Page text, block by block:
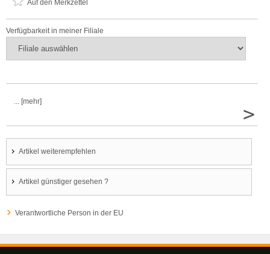
Auf den Merkzettel
Verfügbarkeit in meiner Filiale
... [mehr]
>
Artikel weiterempfehlen
Artikel günstiger gesehen ?
Verantwortliche Person in der EU